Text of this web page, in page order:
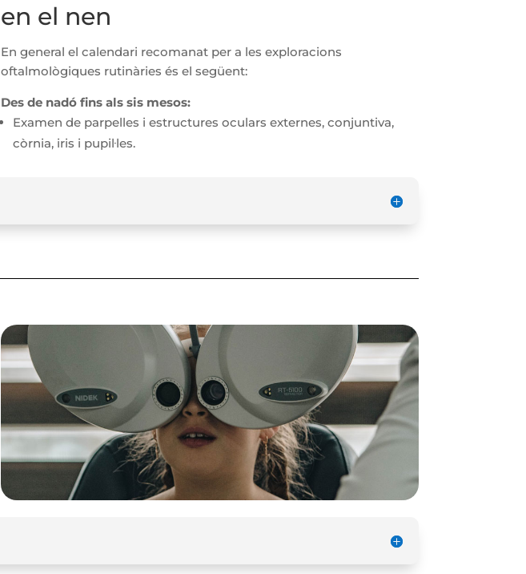
en el nen
En general el calendari recomanat per a les exploracions
oftalmològiques rutinàries és el següent:
Des de nadó fins als sis mesos:
Examen de parpelles i estructures oculars externes, conjuntiva,
còrnia, iris i pupil·les.